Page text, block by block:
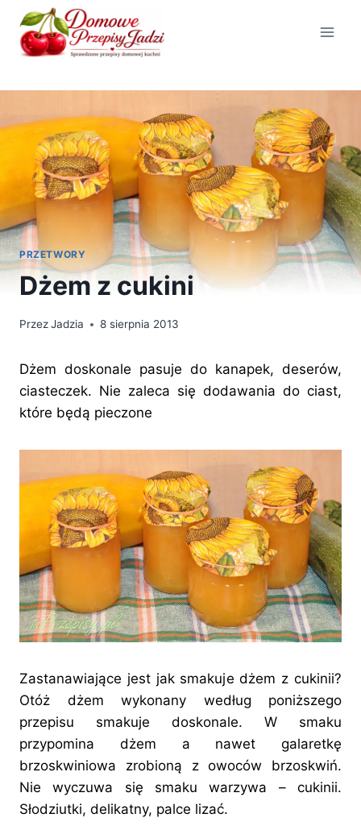
Przejdź
treści
PRZETWORY
Dżem z cukini
PrzezJadzia 8 sierpnia 2013
Dżem doskonale pasuje do kanapek, deserów,
ciasteczek. Nie zaleca się dodawania do ciast,
które będą pieczone
Zastanawiające jest jak smakuje dżem z cukinii?
Otóż dżem wykonany według poniższego
przepisu smakuje doskonale. W smaku
przypomina dżem a nawet galaretkę
brzoskwiniowa zrobioną z owoców brzoskwiń.
Nie wyczuwa się smaku warzywa – cukinii.
Słodziutki, delikatny, palce lizać.